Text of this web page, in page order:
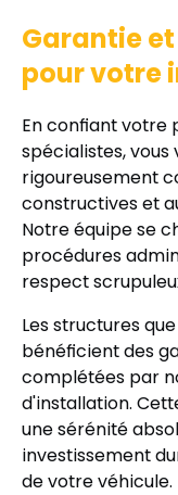
Garantie
pour votre
En confiant votre
spécialistes, vous
rigoureusement
constructives et
Notre équipe se
procédures
respect
Les structures
bénéficient des
complétées par
d'installation.
une sérénité
investissement
de votre véhicule.